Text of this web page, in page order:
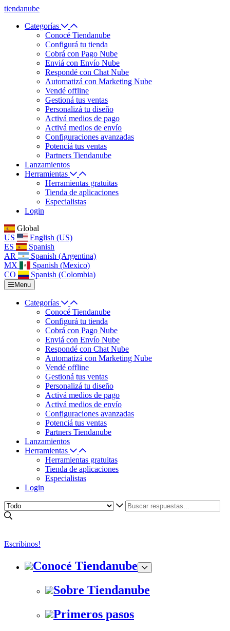
tiendanube
Categorías
Conocé Tiendanube
Configurá tu tienda
Cobrá con Pago Nube
Enviá con Envío Nube
Respondé con Chat Nube
Automatizá con Marketing Nube
Vendé offline
Gestioná tus ventas
Personalizá tu diseño
Activá medios de pago
Activá medios de envío
Configuraciones avanzadas
Potenciá tus ventas
Partners Tiendanube
Lanzamientos
Herramientas
Herramientas gratuitas
Tienda de aplicaciones
Especialistas
Login
Global
US
English (US)
ES
Spanish
AR
Spanish (Argentina)
MX
Spanish (Mexico)
CO
Spanish (Colombia)
Menu
Categorías
Conocé Tiendanube
Configurá tu tienda
Cobrá con Pago Nube
Enviá con Envío Nube
Respondé con Chat Nube
Automatizá con Marketing Nube
Vendé offline
Gestioná tus ventas
Personalizá tu diseño
Activá medios de pago
Activá medios de envío
Configuraciones avanzadas
Potenciá tus ventas
Partners Tiendanube
Lanzamientos
Herramientas
Herramientas gratuitas
Tienda de aplicaciones
Especialistas
Login
Escribinos!
Conocé Tiendanube
Sobre Tiendanube
Primeros pasos